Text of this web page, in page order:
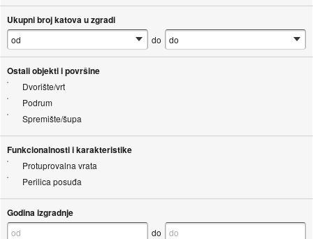
Ukupni broj katova u zgradi
do
Ostali objekti i površine
Dvorište/vrt
Podrum
Spremište/šupa
Funkcionalnosti i karakteristike
Protuprovalna vrata
Perilica posuđa
Godina izgradnje
do